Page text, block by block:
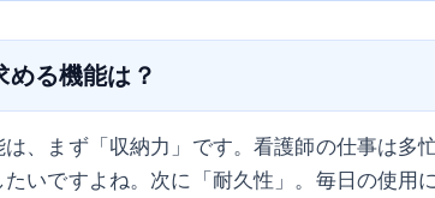
る機能は？
、まず「収納力」です。看護師の仕事は多
いですよね。次に「耐久性」。毎日の使用